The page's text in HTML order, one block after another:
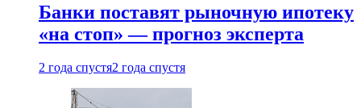
Банки поставят рыночную ипотеку
«на стоп» — прогноз эксперта
2 года спустя2 года спустя